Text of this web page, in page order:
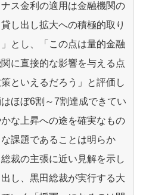
ス金利の適用は金融機関の
し出し拡大への積極的取り
とし、「この点は量的金融
に直接的な影響を与える点
といえるだろう」と評価し
ほぼ6割～7割達成できてい
な上昇への途を確実なもの
課題であることは明らか
裁の主張に近い見解を示し
し、黒田総裁が実行する大